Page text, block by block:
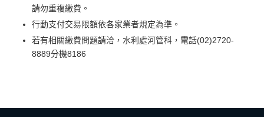
請勿重複繳費。
行動支付交易限額依各家業者規定為準。
若有相關繳費問題請洽，水利處河管科，電話(02)2720-
8889分機8186